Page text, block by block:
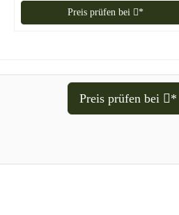
Preis prüfen bei *
Preis prüfen bei *